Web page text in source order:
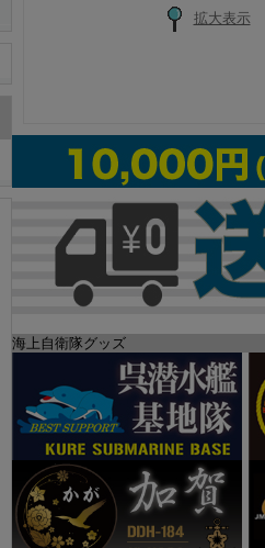
拡大表示
海上自衛隊グッズ